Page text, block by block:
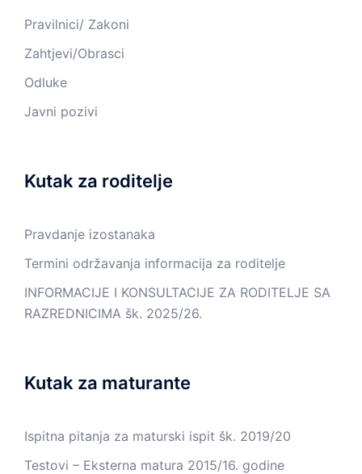
Pravilnici/ Zakoni
Zahtjevi/Obrasci
Odluke
Javni pozivi
Kutak za roditelje
Pravdanje izostanaka
Termini održavanja informacija za roditelje
INFORMACIJE I KONSULTACIJE ZA RODITELJE SA
RAZREDNICIMA šk. 2025/26.
Kutak za maturante
Ispitna pitanja za maturski ispit šk. 2019/20
Testovi – Eksterna matura 2015/16. godine